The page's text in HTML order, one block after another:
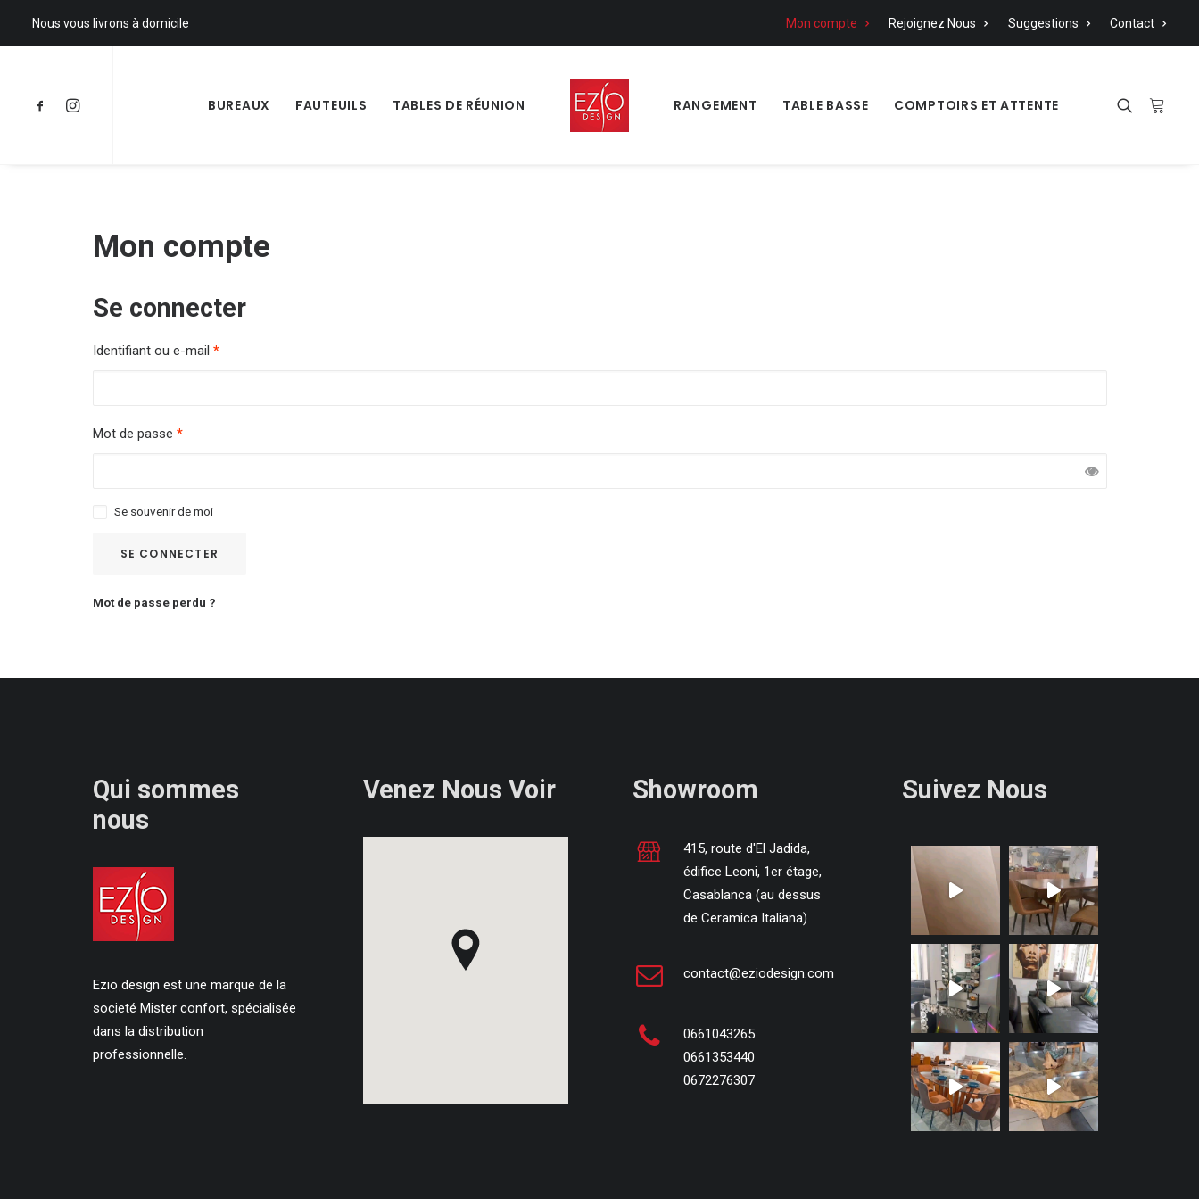
Nous vous livrons à domicile Mon compte Rejoignez Nous Suggestions Contact
BUREAUX FAUTEUILS TABLES DE RÉUNION RANGEMENT TABLE BASSE COMPTOIRS ET ATTENTE
Mon compte
Se connecter
Identifiant ou e-mail *
Mot de passe *
Se souvenir de moi
SE CONNECTER
Mot de passe perdu ?
Qui sommes
nous
Ezio design est une marque de la
societé Mister confort, spécialisée
dans la distribution
professionnelle.
Venez Nous Voir Showroom
415, route d'El Jadida,
édifice Leoni, 1er étage,
Casablanca (au dessus
de Ceramica Italiana)
contact@eziodesign.com
0661043265
0661353440
0672276307
Suivez Nous